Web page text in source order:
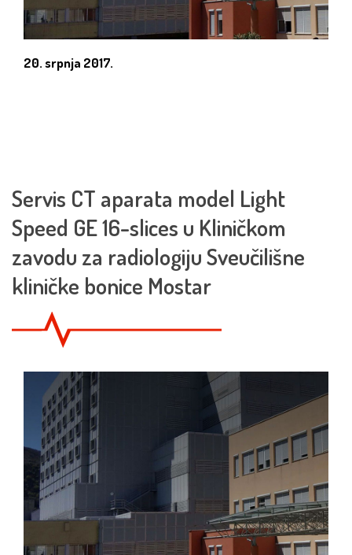
20. srpnja 2017.
Servis CT aparata model Light
Speed GE 16-slices u Kliničkom
zavodu za radiologiju Sveučilišne
kliničke bonice Mostar